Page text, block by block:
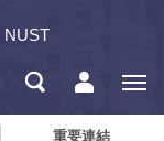
NUST
重要連結